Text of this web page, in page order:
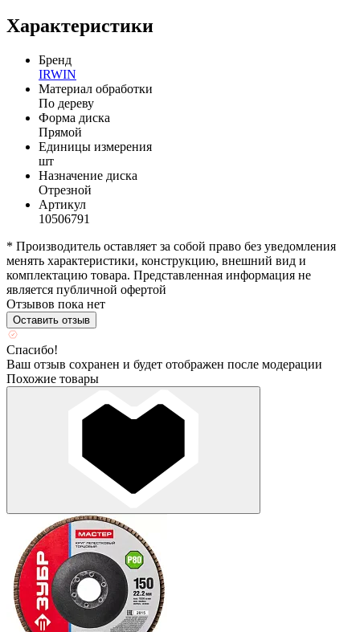
Характеристики
Бренд
IRWIN
Материал обработки
По дереву
Форма диска
Прямой
Единицы измерения
шт
Назначение диска
Отрезной
Артикул
10506791
* Производитель оставляет за собой право без уведомления
менять характеристики, конструкцию, внешний вид и
комплектацию товара. Представленная информация не
является публичной офертой
Отзывов пока нет
Оставить отзыв
Спасибо!
Ваш отзыв сохранен и будет отображен после модерации
Похожие товары